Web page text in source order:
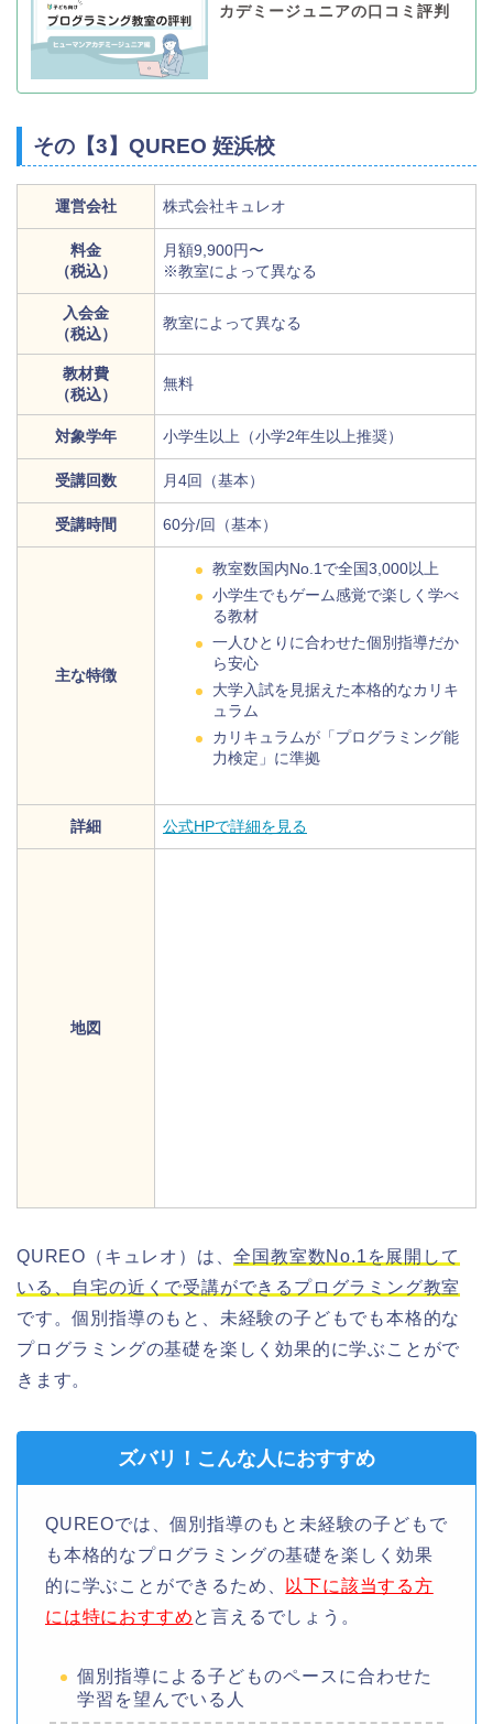
カデミージュニアの口コミ評判
その【3】QUREO 姪浜校
運営会社 株式会社キュレオ
料金
（税込）
月額9,900円〜
※教室によって異なる
入会金
（税込）
教室によって異なる
教材費
（税込）
無料
対象学年 小学生以上（小学2年生以上推奨）
受講回数 月4回（基本）
受講時間 60分/回（基本）
主な特徴
教室数国内No.1で全国3,000以上
小学生でもゲーム感覚で楽しく学べ
る教材
一人ひとりに合わせた個別指導だか
ら安心
大学入試を見据えた本格的なカリキ
ュラム
カリキュラムが「プログラミング能
力検定」に準拠
詳細 公式HPで詳細を見る
地図
QUREO（キュレオ）は、全国教室数No.1を展開して
いる、自宅の近くで受講ができるプログラミング教室
です。個別指導のもと、未経験の子どもでも本格的な
プログラミングの基礎を楽しく効果的に学ぶことがで
きます。
ズバリ！こんな人におすすめ
QUREOでは、個別指導のもと未経験の子どもで
も本格的なプログラミングの基礎を楽しく効果
的に学ぶことができるため、
以下に該当する方
には特におすすめと言えるでしょう。
個別指導による子どものペースに合わせた
学習を望んでいる人